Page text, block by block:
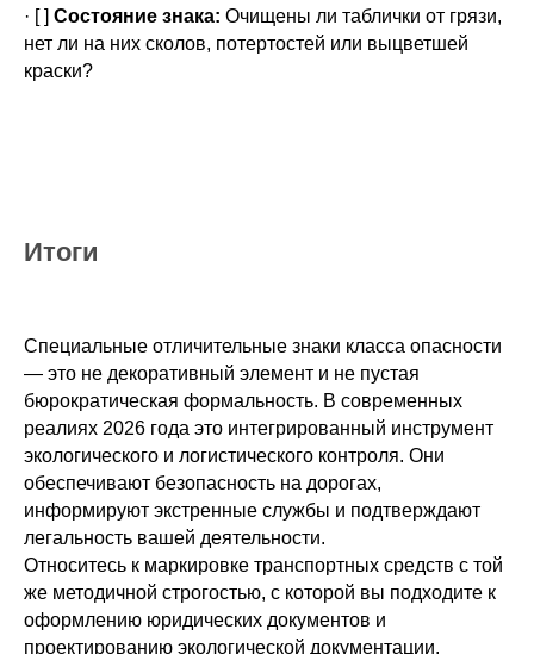
· [ ] Состояние знака: Очищены ли таблички от грязи,
нет ли на них сколов, потертостей или выцветшей
краски?
Итоги
Специальные отличительные знаки класса опасности
— это не декоративный элемент и не пустая
бюрократическая формальность. В современных
реалиях 2026 года это интегрированный инструмент
экологического и логистического контроля. Они
обеспечивают безопасность на дорогах,
информируют экстренные службы и подтверждают
легальность вашей деятельности.
Относитесь к маркировке транспортных средств с той
же методичной строгостью, с которой вы подходите к
оформлению юридических документов и
проектированию экологической документации.